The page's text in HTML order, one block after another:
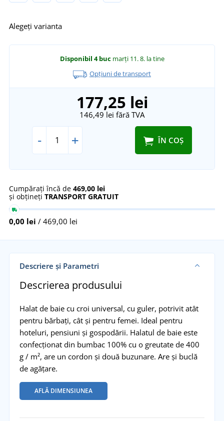
Alegeți varianta
Disponibil 4 buc marți 11. 8. la tine
Opțiuni de transport
177,25 lei
146,49 lei fără TVA
- + ÎN COȘ
Cumpărați încă de 469,00 lei
și obțineți TRANSPORT GRATUIT
0,00 lei / 469,00 lei
Descriere și Parametri
Descrierea produsului
Halat de baie cu croi universal, cu guler, potrivit atât
pentru bărbați, cât și pentru femei. Ideal pentru
hoteluri, pensiuni și gospodării. Halatul de baie este
confecționat din bumbac 100% cu o greutate de 400
g / m², are un cordon și două buzunare. Are și buclă
de agățare.
AFLĂ DIMENSIUNEA